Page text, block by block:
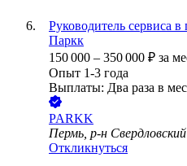
Руководитель сервиса
Паркк
150 000 – 350 000 ₽ за
Опыт 1-3 года
Выплаты: Два раза в
PARKK
Пермь, р-н Свердловский
Откликнуться